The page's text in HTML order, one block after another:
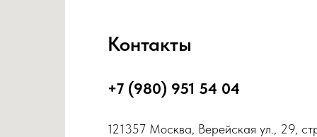
Контакты
+7 (980) 951 54 04
121357 Москва, Верейская ул., 29,